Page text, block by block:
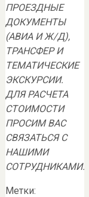
ПРОЕЗДНЫЕ
ДОКУМЕНТЫ
(АВИА И Ж/Д),
ТРАНСФЕР И
ТЕМАТИЧЕСКИЕ
ЭКСКУРСИИ.
ДЛЯ РАСЧЕТА
СТОИМОСТИ
ПРОСИМ ВАС
СВЯЗАТЬСЯ С
НАШИМИ
СОТРУДНИКАМИ.
Метки: